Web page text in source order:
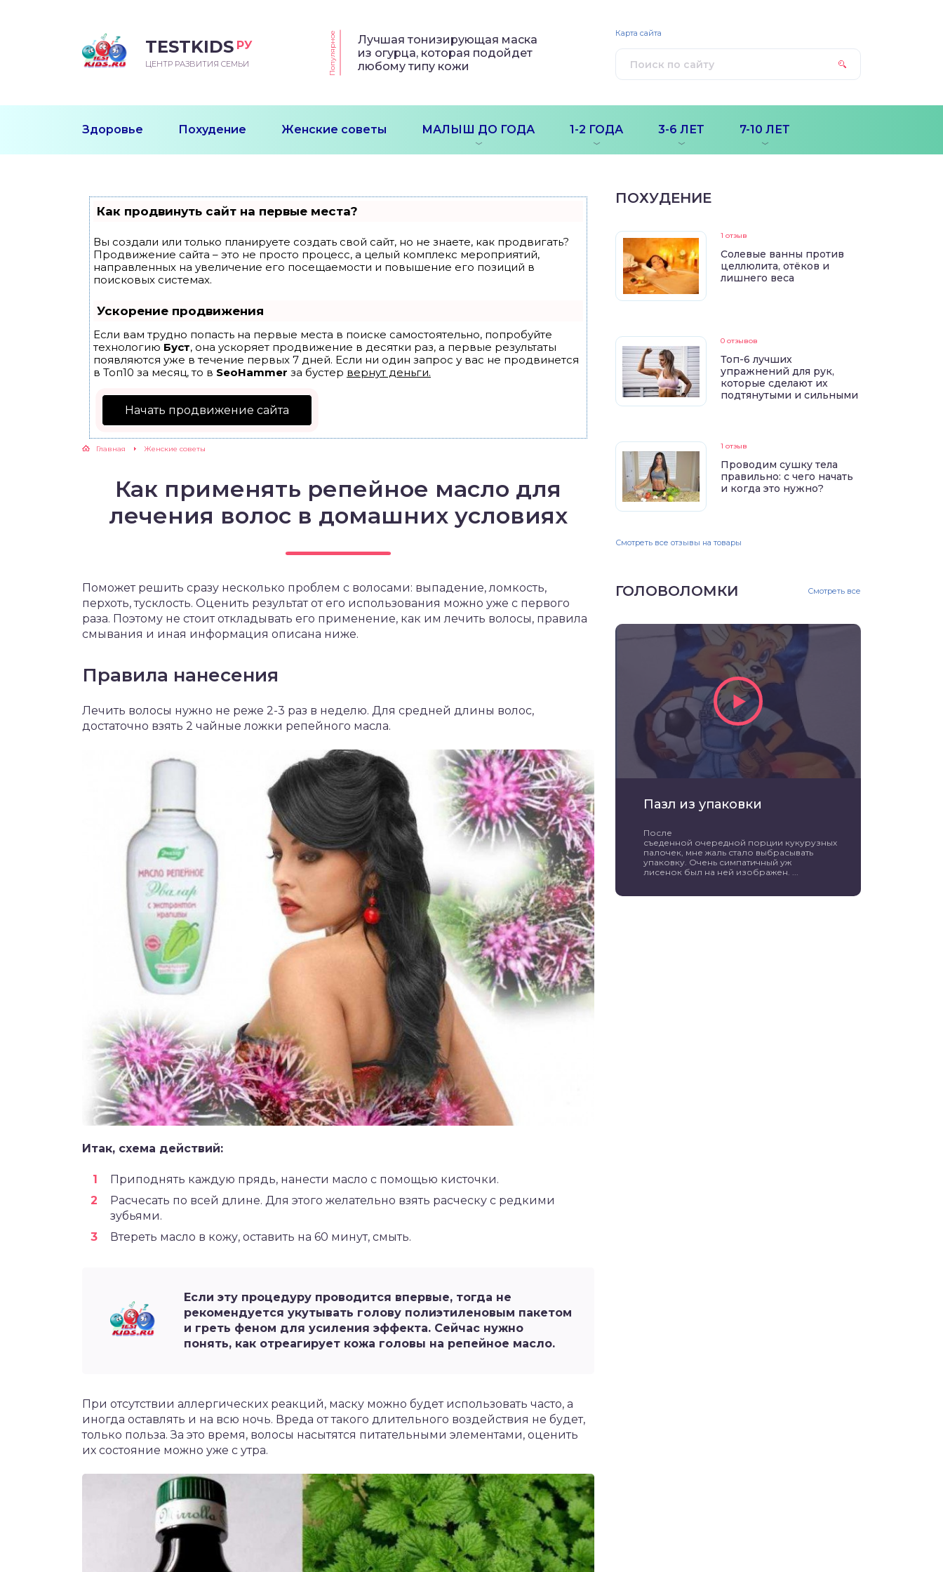
TESTKIDS РУ
ЦЕНТР РАЗВИТИЯ СЕМЬИ Популярное
Лучшая тонизирующая маска
из огурца, которая подойдет
любому типу кожи
Здоровье Похудение Женские советы МАЛЫШ ДО ГОДА 1-2 ГОДА 3-6 ЛЕТ 7-10 ЛЕТ
Карта сайта
Как продвинуть сайт на первые места?
Вы создали или только планируете создать свой сайт, но не знаете, как продвигать?
Продвижение сайта – это не просто процесс, а целый комплекс мероприятий,
направленных на увеличение его посещаемости и повышение его позиций в
поисковых системах.
Ускорение продвижения
Если вам трудно попасть на первые места в поиске самостоятельно, попробуйте
технологию Буст, она ускоряет продвижение в десятки раз, а первые результаты
появляются уже в течение первых 7 дней. Если ни один запрос у вас не продвинется
в Топ10 за месяц, то в SeoHammer за бустер вернут деньги.
Начать продвижение сайта
Главная Женские советы
Как применять репейное масло для
лечения волос в домашних условиях
Поможет решить сразу несколько проблем с волосами: выпадение, ломкость,
перхоть, тусклость. Оценить результат от его использования можно уже с первого
раза. Поэтому не стоит откладывать его применение, как им лечить волосы, правила
смывания и иная информация описана ниже.
Правила нанесения
Лечить волосы нужно не реже 2-3 раз в неделю. Для средней длины волос,
достаточно взять 2 чайные ложки репейного масла.
Итак, схема действий:
Приподнять каждую прядь, нанести масло с помощью кисточки.
Расчесать по всей длине. Для этого желательно взять расческу с редкими
зубьями.
Втереть масло в кожу, оставить на 60 минут, смыть.
Если эту процедуру проводится впервые, тогда не
рекомендуется укутывать голову полиэтиленовым пакетом
и греть феном для усиления эффекта. Сейчас нужно
понять, как отреагирует кожа головы на репейное масло.
При отсутствии аллергических реакций, маску можно будет использовать часто, а
иногда оставлять и на всю ночь. Вреда от такого длительного воздействия не будет,
только польза. За это время, волосы насытятся питательными элементами, оценить
их состояние можно уже с утра.
ПОХУДЕНИЕ
1 отзыв
Солевые ванны против
целлюлита, отёков и
лишнего веса
0 отзывов
Топ-6 лучших
упражнений для рук,
которые сделают их
подтянутыми и сильными
1 отзыв
Проводим сушку тела
правильно: с чего начать
и когда это нужно?
Смотреть все отзывы на товары
ГОЛОВОЛОМКИ Смотреть все
Пазл из упаковки
После
съеденной очередной порции кукурузных
палочек, мне жаль стало выбрасывать
упаковку. Очень симпатичный уж
лисенок был на ней изображен. ...
МЕСЯЦ
ПЕРВОГО
УЧИТСЯ
ПОСЛЕ ГОДА
К ШКОЛЕ
ДОШКОЛЬНИКА
ШКОЛА
ШКОЛЬНИКА
ШКОЛЬНИКА